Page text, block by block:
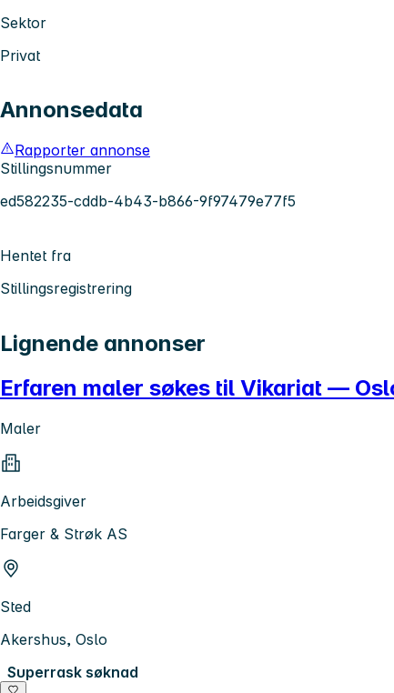
Sektor
Privat
Annonsedata
Rapporter annonse
Stillingsnummer
ed582235-cddb-4b43-b866-9f97479e77f5
Hentet fra
Stillingsregistrering
Lignende annonser
Erfaren maler søkes til Vikariat —
Maler
Arbeidsgiver
Farger & Strøk AS
Sted
Akershus, Oslo
Superrask søknad